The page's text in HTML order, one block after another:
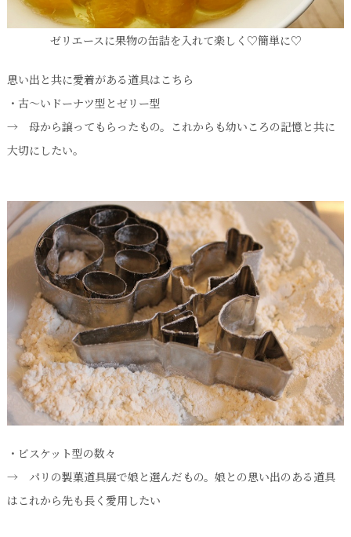
ゼリエースに果物の缶詰を入れて楽しく♡簡単に♡
思い出と共に愛着がある道具はこちら
・古～いドーナツ型とゼリー型
→ 母から譲ってもらったもの。これからも幼いころの記憶と共に
大切にしたい。
・ビスケット型の数々
→ パリの製菓道具展で娘と選んだもの。娘との思い出のある道具
はこれから先も長く愛用したい